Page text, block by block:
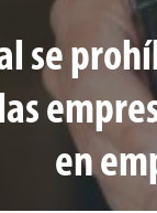
se
en